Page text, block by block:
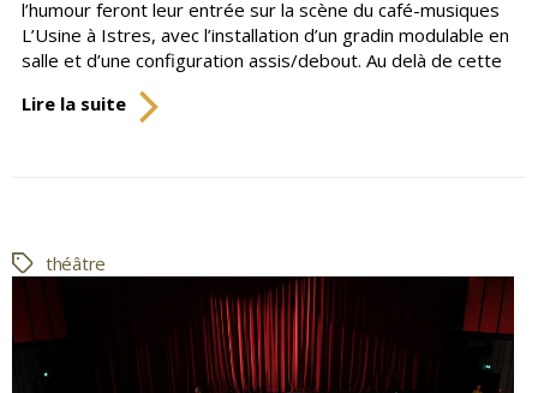
l’humour feront leur entrée sur la scène du café-musiques
L’Usine à Istres, avec l’installation d’un gradin modulable en
salle et d’une configuration assis/debout. Au delà de cette
Lire la suiteLes
concerts
Étiquettes
théâtre